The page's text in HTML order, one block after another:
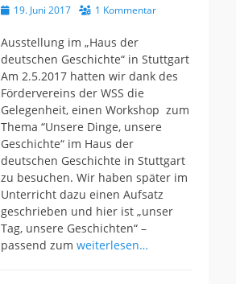
Veröffentlicht
19. Juni 2017 1 Kommentar
Ausstellung im „Haus der
deutschen Geschichte“ in Stuttgart
Am 2.5.2017 hatten wir dank des
Fördervereins der WSS die
Gelegenheit, einen Workshop zum
Thema “Unsere Dinge, unsere
Geschichte“ im Haus der
deutschen Geschichte in Stuttgart
zu besuchen. Wir haben später im
Unterricht dazu einen Aufsatz
geschrieben und hier ist „unser
Tag, unsere Geschichten“ –
passend zum weiterlesen…